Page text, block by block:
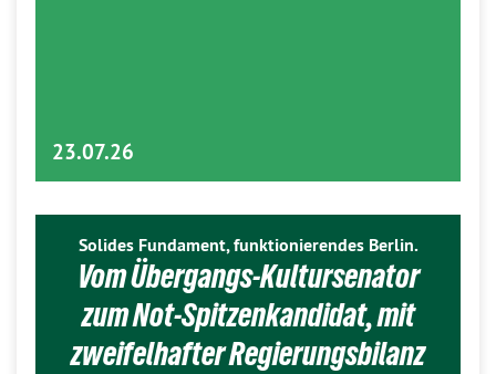
23.07.26
Solides Fundament, funktionierendes Berlin.
Vom Übergangs-Kultursenator
zum Not-Spitzenkandidat, mit
zweifelhafter Regierungsbilanz